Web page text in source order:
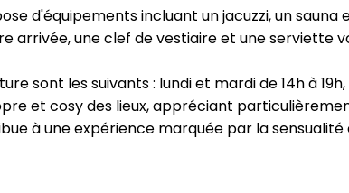
d'équipements incluant un jacuzzi, un
arrivée, une clef de vestiaire et une serviette
sont les suivants : lundi et mardi de 14h à
et cosy des lieux, appréciant
à une expérience marquée par la sensualité